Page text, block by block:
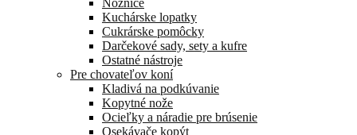
Nožnice
Kuchárske lopatky
Cukrárske pomôcky
Darčekové sady, sety a kufre
Ostatné nástroje
Pre chovateľov koní
Kladivá na podkúvanie
Kopytné nože
Ocieľky a náradie pre brúsenie
Osekávače kopýt